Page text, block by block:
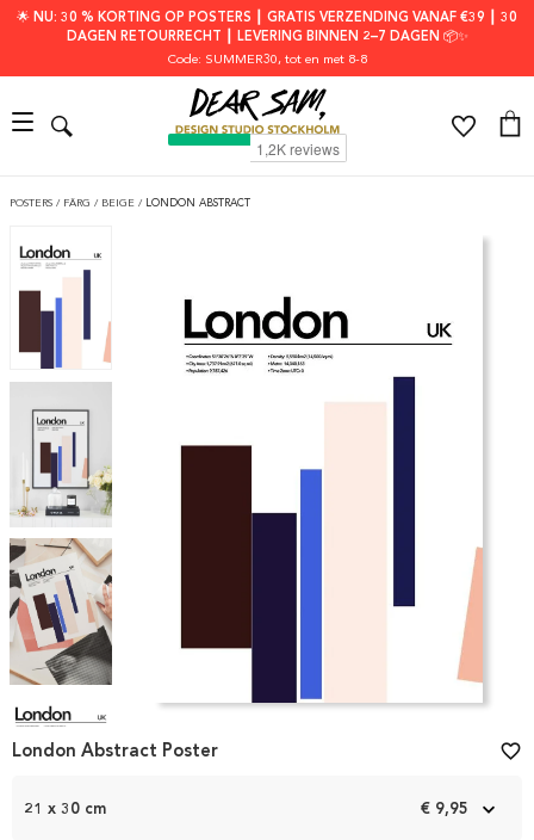
🌟 NU: 30 % KORTING OP POSTERS ┃ GRATIS VERZENDING VANAF €39 ┃ 30
DAGEN RETOURRECHT ┃ LEVERING BINNEN 2–7 DAGEN 📦✨
Code: SUMMER30, tot en met 8-8
POSTERS / FÄRG / BEIGE / LONDON ABSTRACT
1
21 x 30 cm € 9,95
London Abstract Poster favorite_border